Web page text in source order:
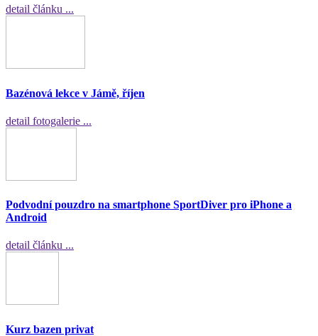
detail článku ...
Bazénová lekce v Jámě, říjen
detail fotogalerie ...
Podvodní pouzdro na smartphone SportDiver pro iPhone a
Android
detail článku ...
Kurz bazen privat